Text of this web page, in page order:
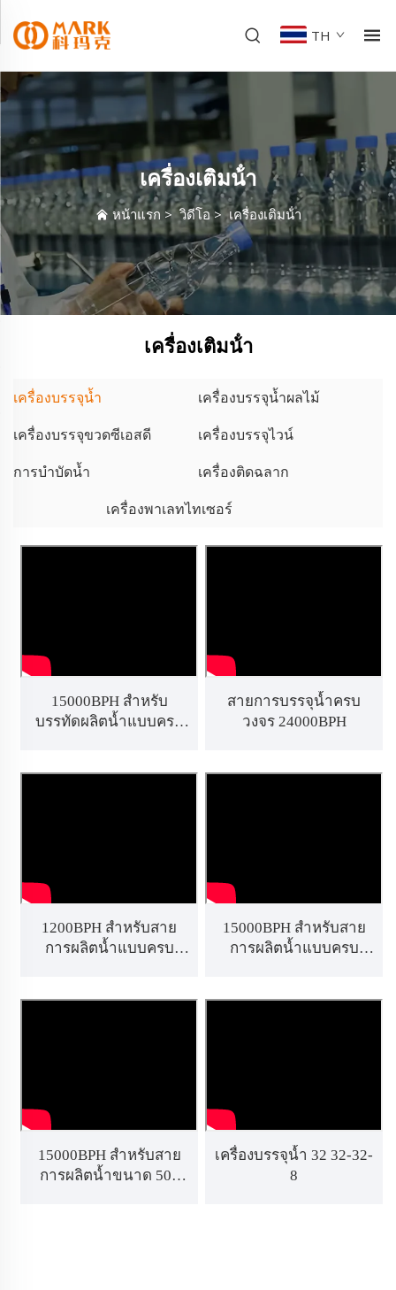
TH
เครื่องเติมน้ํา
หน้าแรก >วิดีโอ>เครื่องเติมน้ํา
เครื่องเติมน้ํา
เครื่องบรรจุน้ำ
เครื่องบรรจุน้ำผลไม้
เครื่องบรรจุขวดซีเอสดี
เครื่องบรรจุไวน์
การบำบัดน้ำ
เครื่องติดฉลาก
เครื่องพาเลทไทเซอร์
15000BPH สำหรับ
บรรทัดผลิตน้ำแบบครบ
สายการบรรจุน้ำครบ
วงจร 24000BPH
1200BPH สำหรับสาย
การผลิตน้ำแบบครบ
15000BPH สำหรับสาย
การผลิตน้ำแบบครบ
15000BPH สำหรับสาย
การผลิตน้ำขนาด 500
เครื่องบรรจุน้ำ 32 32-32-
8